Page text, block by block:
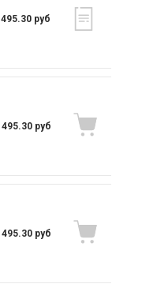
495.30 руб
495.30 руб
495.30 руб